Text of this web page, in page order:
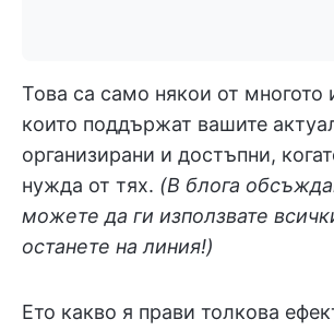
Това са само някои от многото
които поддържат вашите
организирани и достъпни,
нужда от тях. (В блога
можете да ги използвате
останете на линия!)
Ето какво я прави толкова